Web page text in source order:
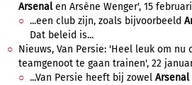
Arsenalen Arsène Wenger', 15 februari
...een club zijn, zoals bijvoorbeeld
Dat beleid is...
Nieuws, Van Persie: 'Heel leuk om nu
teamgenoot te gaan trainen', 22
...Van Persie heeft bij zowel Arsenal